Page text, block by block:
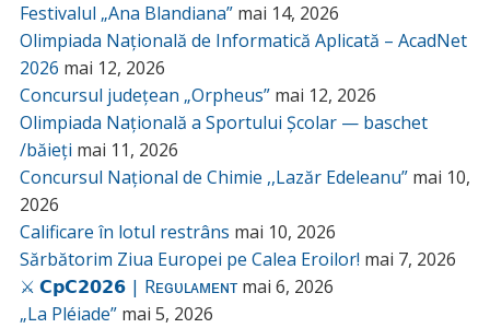
Festivalul „Ana Blandiana” mai 14, 2026
Olimpiada Națională de Informatică Aplicată – AcadNet
2026 mai 12, 2026
Concursul județean „Orpheus” mai 12, 2026
Olimpiada Națională a Sportului Școlar — baschet
/băieți mai 11, 2026
Concursul Național de Chimie ,,Lazăr Edeleanu” mai 10,
2026
Calificare în lotul restrâns mai 10, 2026
Sărbătorim Ziua Europei pe Calea Eroilor! mai 7, 2026
⚔️ 𝗖𝗽𝗖𝟮𝟬𝟮𝟲 | Rᴇɢᴜʟᴀᴍᴇɴᴛ mai 6, 2026
„La Pléiade” mai 5, 2026